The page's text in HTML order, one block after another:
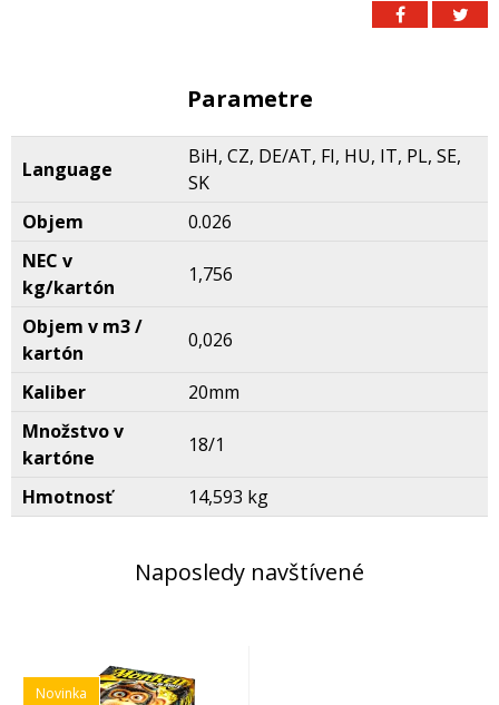
Parametre
Language
BiH, CZ, DE/AT, FI, HU, IT, PL, SE,
SK
Objem
0.026
NEC v
kg/kartón
1,756
Objem v m3 /
kartón
0,026
Kaliber
20mm
Množstvo v
kartóne
18/1
Hmotnosť 14,593 kg
Naposledy navštívené
Novinka